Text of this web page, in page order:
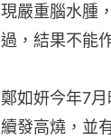
現嚴重腦水腫
過，結果不能
鄭如妍今年7
續發高燒，並